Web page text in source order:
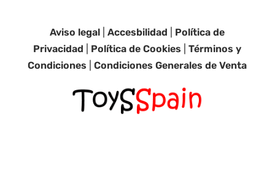
Aviso legal |Accesbilidad
Política de
Privacidad
Política de Cookies |Términos y
Condiciones |Condiciones Generales de Venta